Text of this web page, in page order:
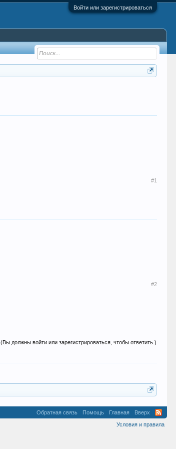
Войти или зарегистрироваться
#1
#2
(Вы должны войти или зарегистрироваться, чтобы ответить.)
Обратная связь Помощь Главная
Вверх
Условия и правила